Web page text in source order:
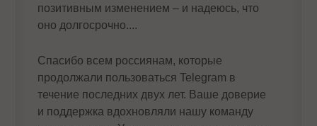
позитивным изменением – и надеюсь, что
оно долгосрочно....
Спасибо всем россиянам, которые
продолжали пользоваться Telegram в
течение последних двух лет. Ваше доверие
и поддержка вдохновляли нашу команду